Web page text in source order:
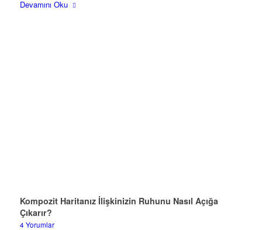
Devamını Oku
Kompozit Haritanız İlişkinizin Ruhunu Nasıl Açığa
Çıkarır?
4 Yorumlar